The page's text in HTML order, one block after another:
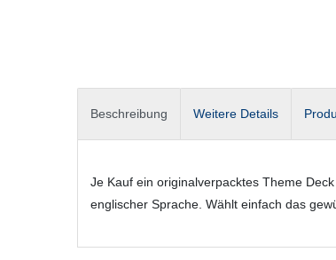
Beschreibung Weitere Details
Je Kauf ein originalverpacktes Theme
englischer Sprache. Wählt einfach das